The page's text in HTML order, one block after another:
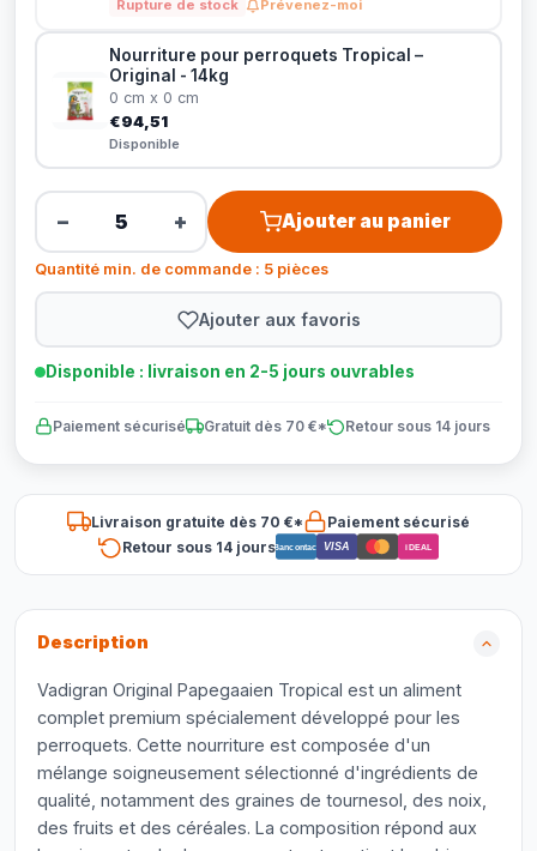
Rupture de stock Prévenez-moi
Nourriture pour perroquets Tropical –
Original - 14kg
0 cm x 0 cm
€94,51
Disponible
− + Ajouter au panier
Quantité min. de commande : 5 pièces
Ajouter aux favoris
Disponible : livraison en 2-5 jours ouvrables
Paiement sécurisé Gratuit dès 70 €* Retour sous 14 jours
Livraison gratuite dès 70 €*
Paiement sécurisé
Retour sous 14 joursBancontact VISA iDEAL
Description
Vadigran Original Papegaaien Tropical est un aliment
complet premium spécialement développé pour les
perroquets. Cette nourriture est composée d'un
mélange soigneusement sélectionné d'ingrédients de
qualité, notamment des graines de tournesol, des noix,
des fruits et des céréales. La composition répond aux